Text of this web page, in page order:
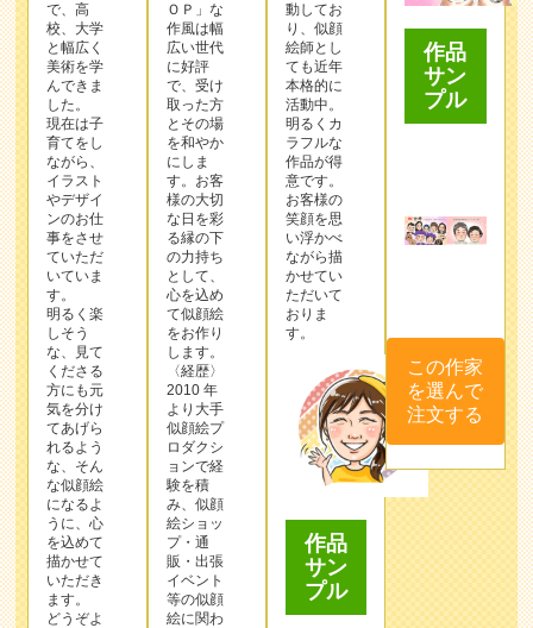
で、高
校、大学
と幅広く
美術を学
んできま
した。
現在は子
育てをし
ながら、
イラスト
やデザイ
ンのお仕
事をさせ
ていただ
いていま
す。
明るく楽
しそう
な、見て
くださる
方にも元
気を分け
てあげら
れるよう
な、そん
な似顔絵
になるよ
うに、心
を込めて
描かせて
いただき
ます。
どうぞよ
ＯＰ」な
作⾵は幅
広い世代
に好評
で、受け
取った⽅
とその場
を和やか
にしま
す。お客
様の⼤切
な⽇を彩
る縁の下
の⼒持ち
として、
⼼を込め
て似顔絵
をお作り
します。
〈経歴〉
2010 年
より⼤⼿
似顔絵プ
ロダクシ
ョンで経
験を積
み、似顔
絵ショッ
プ・通
販・出張
イベント
等の似顔
絵に関わ
動してお
り、似顔
絵師とし
ても近年
本格的に
活動中。
明るくカ
ラフルな
作品が得
意です。
お客様の
笑顔を思
い浮かべ
ながら描
かせてい
ただいて
おりま
す。
作品
サン
プル
作品
サン
プル
この作家
を選んで
注文する